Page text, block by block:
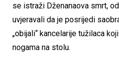
se istraži Dženanaova smrt,
uvjeravali da je posrijedi
„obijali“ kancelarije tužilaca
nogama na stolu.